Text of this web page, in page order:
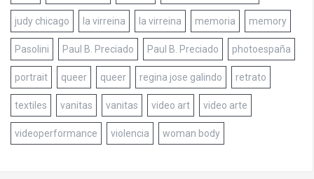
judy chicago la virreina la virreina memoria memory
Pasolini Paul B. Preciado Paul B. Preciado photoespaña
portrait queer queer regina jose galindo retrato
textiles vanitas vanitas video art video arte
videoperformance violencia woman body